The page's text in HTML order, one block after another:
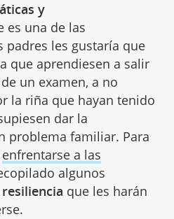
y
es una de las
padres les gustaría que
que aprendiesen a salir
un examen, a no
la riña que hayan tenido
dar la
problema familiar. Para
enfrentarse a las
algunos
que les harán